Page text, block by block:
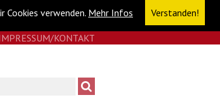
Cookies verwenden. Mehr Infos Verstanden!
KONTAKT